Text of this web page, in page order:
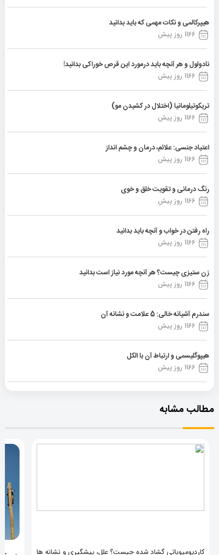
هیپرکالمی و نکات مهمی که باید بدانید
1166 روز پیش
نادولول و هر آنچه باید درمورد این قرص خوراکی بدانید!
1166 روز پیش
تریکوتیلومانیا (اختلال در کشیدن مو)
1166 روز پیش
اعتیاد جنسی: علائم، درمان و چشم انداز
1166 روز پیش
رنگ درمانی و تقویت خلق و خوی
1166 روز پیش
راه رفتن در خواب و آنچه باید بدانید
1166 روز پیش
زن ستیزی چیست؟ هر آنچه مورد نیاز است بدانید
1166 روز پیش
سندرم آشیانه خالی: 5 علامت و نشانه آن
1166 روز پیش
هیپوگلیسمی و ارتباط آن با الکل
1166 روز پیش
مطالب مشابه
کاردیومیوپاتی گشاد شده چیست؟ علل، پیشگیری و نشانه ها